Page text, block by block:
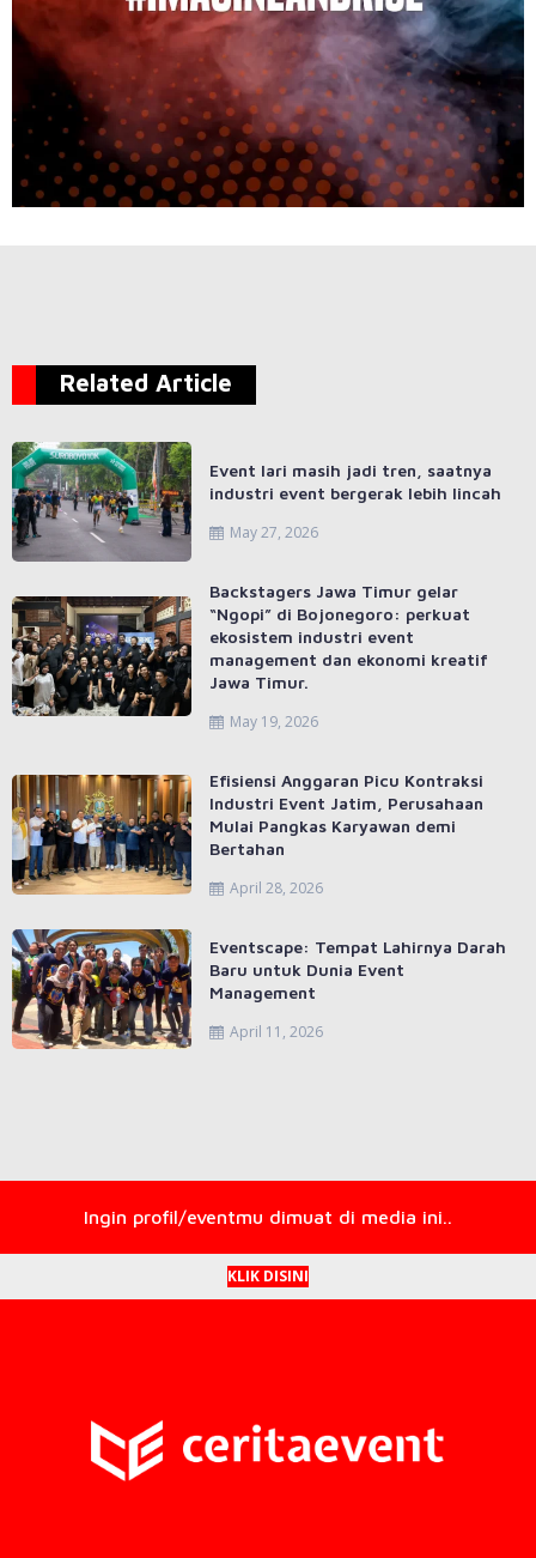
Related Article
May 27, 2026
Event lari masih jadi tren, saatnya
industri event bergerak lebih lincah
May 19, 2026
Backstagers Jawa Timur gelar
“Ngopi” di Bojonegoro: perkuat
ekosistem industri event
management dan ekonomi kreatif
Jawa Timur.
April 28, 2026
Efisiensi Anggaran Picu Kontraksi
Industri Event Jatim, Perusahaan
Mulai Pangkas Karyawan demi
Bertahan
April 11, 2026
Eventscape: Tempat Lahirnya Darah
Baru untuk Dunia Event
Management
Ingin profil/eventmu dimuat di media ini..
KLIK DISINI